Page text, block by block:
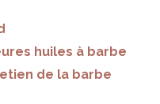
huiles à barbe
de la barbe